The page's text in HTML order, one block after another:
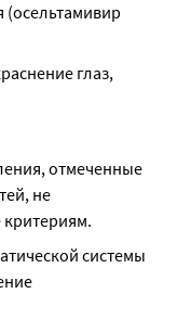
(осельтамивир
глаз,
отмеченные
не
системы